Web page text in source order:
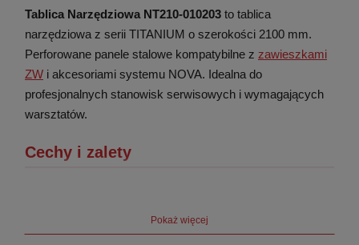
Tablica Narzędziowa NT210-010203 to tablica
narzędziowa z serii TITANIUM o szerokości 2100 mm.
Perforowane panele stalowe kompatybilne z zawieszkami
ZW i akcesoriami systemu NOVA. Idealna do
profesjonalnych stanowisk serwisowych i wymagających
warsztatów.
Cechy i zalety
📐
Pokaż więcej